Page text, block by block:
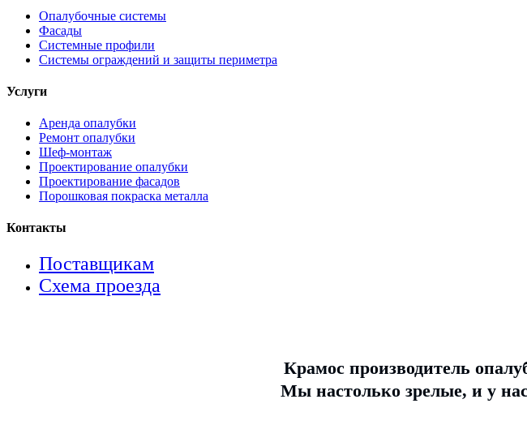
Опалубочные системы
Фасады
Системные профили
Системы ограждений и защиты периметра
Услуги
Аренда опалубки
Ремонт опалубки
Шеф-монтаж
Проектирование опалубки
Проектирование фасадов
Порошковая покраска металла
Контакты
Поставщикам
Схема проезда
Крамос производитель
Мы настолько зрелые, и у